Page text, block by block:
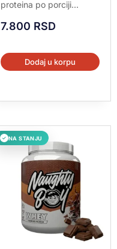
proteina po porciji...
7.800 RSD
Dodaj u korpu
✓ NA STANJU